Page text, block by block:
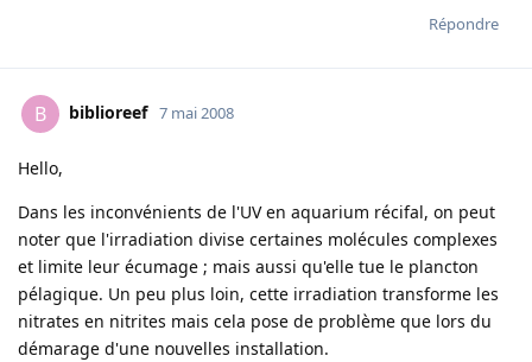
Répondre
B biblioreef 7 mai 2008
Hello,
Dans les inconvénients de l'UV en aquarium récifal, on peut
noter que l'irradiation divise certaines molécules complexes
et limite leur écumage ; mais aussi qu'elle tue le plancton
pélagique. Un peu plus loin, cette irradiation transforme les
nitrates en nitrites mais cela pose de problème que lors du
démarage d'une nouvelles installation.